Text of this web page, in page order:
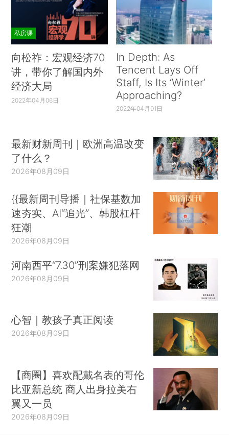
私房课
向松祚：宏观经济70
讲，带你了解国内外
经济大局
2022年04月06日
In Depth: As
Tencent Lays Off
Staff, Is Its ‘Winter’
Approaching?
2022年04月01日
最新财新周刊｜欧洲高温改变
了什么？
2026年08月09日
{{最新周刊导播｜社保基数加
速夯实、AI“追光”、韩股杠杆
狂潮
2026年08月09日
河南西平“7.30”刑案嫌犯落网
2026年08月09日
心智｜教孩子真正阅读
2026年08月09日
【商圈】喜欢配戴名表的哥伦
比亚新总统 商人出身拉美右
翼又一员
2026年08月09日